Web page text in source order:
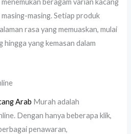
beragam varian kacang
masing. Setiap produk
rasa yang memuaskan, mulai
yang kemasan dalam
Arab Murah adalah
Dengan hanya beberapa klik,
penawaran,